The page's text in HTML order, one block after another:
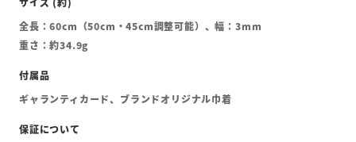
全長：60cm（50cm・45cm調整可能）、幅：3mm
重さ：約34.9g
ギャランティカード、ブランドオリジナル巾着